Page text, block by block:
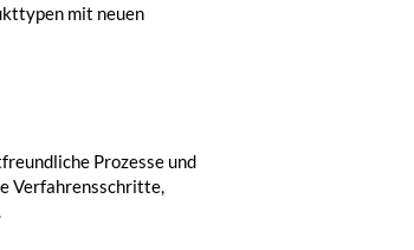
mit neuen
Prozesse und
Verfahrensschritte,